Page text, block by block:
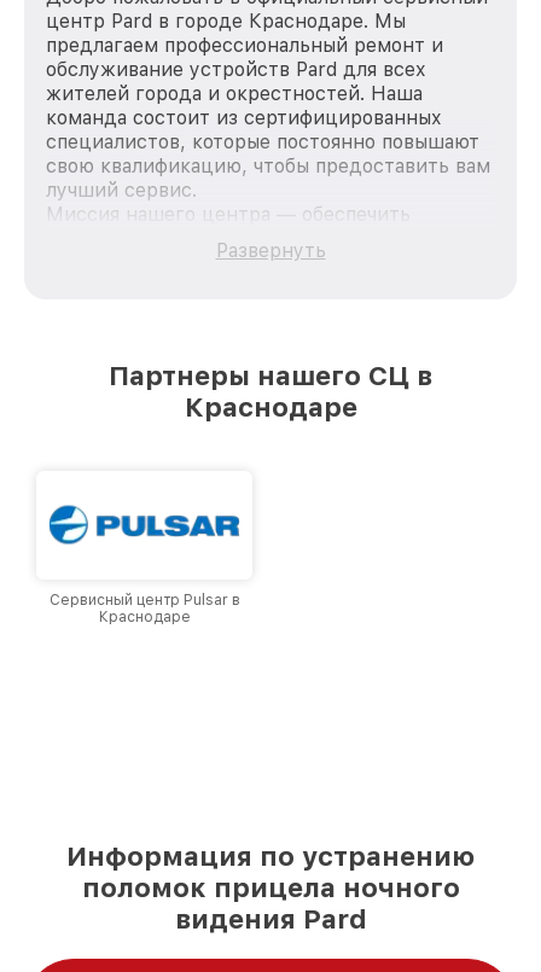
центр Pard в городе Краснодаре. Мы
предлагаем профессиональный ремонт и
обслуживание устройств Pard для всех
жителей города и окрестностей. Наша
команда состоит из сертифицированных
специалистов, которые постоянно повышают
свою квалификацию, чтобы предоставить вам
лучший сервис.
Миссия нашего центра — обеспечить
качественный и доступный ремонт для
каждого пользователя продукции Pard, вне
лучшим сервисным центром Pard в городе
Краснодаре, постоянно повышая уровень
Развернуть
Партнеры нашего СЦ в
Краснодаре
Сервисный центр Pulsar в
Краснодаре
Информация по устранению
поломок прицела ночного
видения Pard